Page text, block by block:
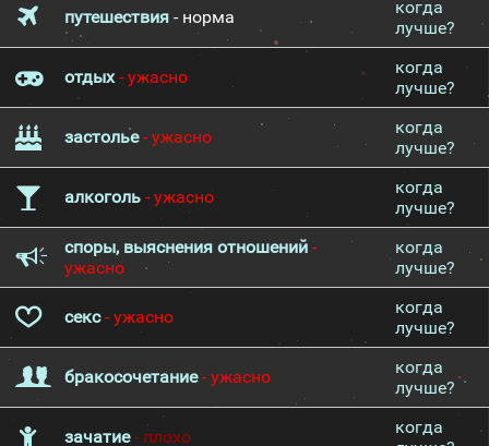
путешествия - норма
когда
лучше?
отдых- ужасно
когда
лучше?
застолье- ужасно
когда
лучше?
алкоголь - ужасно
когда
лучше?
споры, выяснения отношений -
ужасно
когда
лучше?
секс- ужасно
когда
лучше?
бракосочетание- ужасно
когда
лучше?
зачатие- плохо
когда